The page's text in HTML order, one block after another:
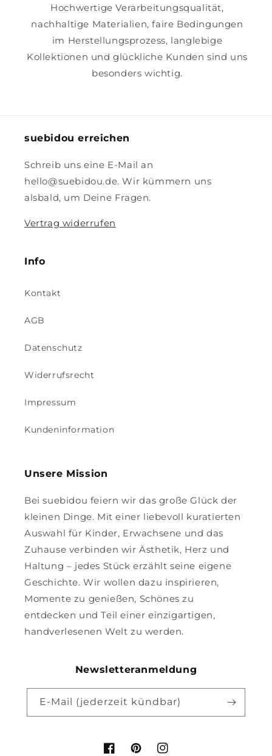
Hochwertige Verarbeitungsqualität,
nachhaltige Materialien, faire Bedingungen
im Herstellungsprozess, langlebige
Kollektionen und glückliche Kunden sind uns
besonders wichtig.
suebidou erreichen
Schreib uns eine E-Mail an
hello@suebidou.de. Wir kümmern uns
alsbald, um Deine Fragen.
Vertrag widerrufen
Info
Kontakt
AGB
Datenschutz
Widerrufsrecht
Impressum
Kundeninformation
Unsere Mission
Bei suebidou feiern wir das große Glück der
kleinen Dinge. Mit einer liebevoll kuratierten
Auswahl für Kinder, Erwachsene und das
Zuhause verbinden wir Ästhetik, Herz und
Haltung – jedes Stück erzählt seine eigene
Geschichte. Wir wollen dazu inspirieren,
Momente zu genießen, Schönes zu
entdecken und Teil einer einzigartigen,
handverlesenen Welt zu werden.
Newsletteranmeldung
E-Mail (jederzeit kündbar)